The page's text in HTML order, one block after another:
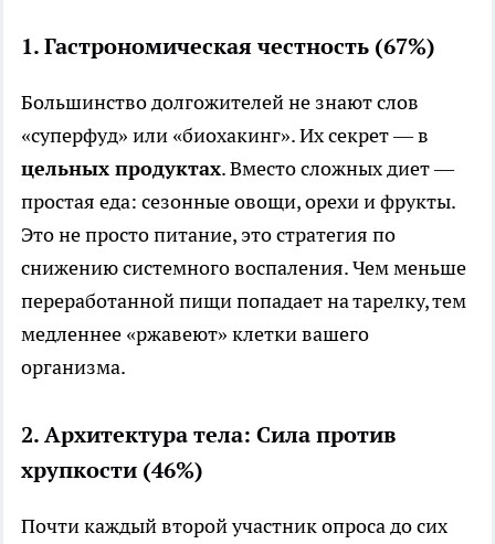
1. Гастрономическая честность (67%)
Большинство долгожителей не знают слов
«суперфуд» или «биохакинг». Их секрет — в
цельных продуктах. Вместо сложных диет —
простая еда: сезонные овощи, орехи и фрукты.
Это не просто питание, это стратегия по
снижению системного воспаления. Чем меньше
переработанной пищи попадает на тарелку, тем
медленнее «ржавеют» клетки вашего
организма.
2. Архитектура тела: Сила против
хрупкости (46%)
Почти каждый второй участник опроса до сих